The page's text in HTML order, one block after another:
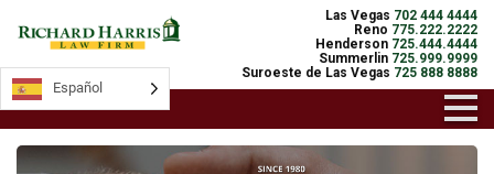
Las Vegas 702 444 4444
Reno 775.222.2222
Henderson 725.444.4444
Summerlin 725.999.9999
Suroeste de Las Vegas 725 888 8888
Español